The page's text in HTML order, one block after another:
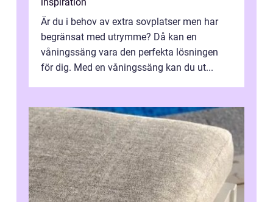
Är du i behov av extra sovplatser men har
begränsat med utrymme? Då kan en
våningssäng vara den perfekta lösningen
för dig. Med en våningssäng kan du ut...